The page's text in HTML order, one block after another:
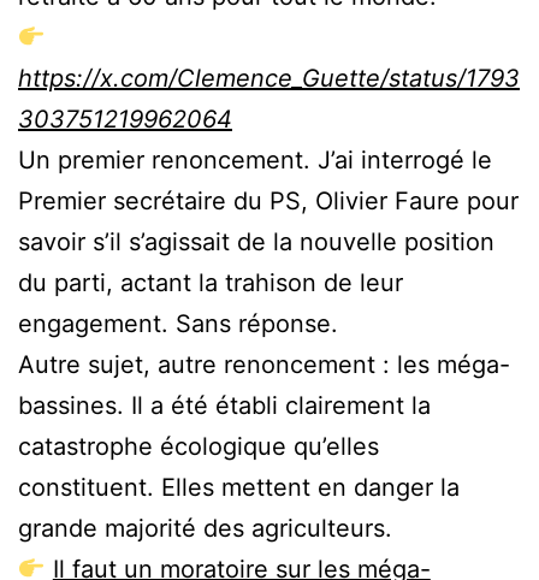
https://x.com/Clemence_Guette/status/1793
303751219962064
Un premier renoncement. J’ai interrogé le
Premier secrétaire du PS, Olivier Faure pour
savoir s’il s’agissait de la nouvelle position
du parti, actant la trahison de leur
engagement. Sans réponse.
Autre sujet, autre renoncement : les méga-
bassines. Il a été établi clairement la
catastrophe écologique qu’elles
constituent. Elles mettent en danger la
grande majorité des agriculteurs.
Il faut un moratoire sur les méga-